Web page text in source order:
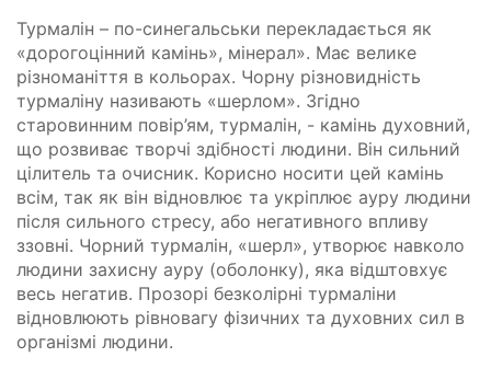
Турмалін – по-синегальськи перекладається як
«дорогоцінний камінь», мінерал». Має велике
різноманіття в кольорах. Чорну різновидність
турмаліну називають «шерлом». Згідно
старовинним повір’ям, турмалін, - камінь духовний,
що розвиває творчі здібності людини. Він сильний
цілитель та очисник. Корисно носити цей камінь
всім, так як він відновлює та укріплює ауру людини
після сильного стресу, або негативного впливу
ззовні. Чорний турмалін, «шерл», утворює навколо
людини захисну ауру (оболонку), яка відштовхує
весь негатив. Прозорі безколірні турмаліни
відновлюють рівновагу фізичних та духовних сил в
організмі людини.